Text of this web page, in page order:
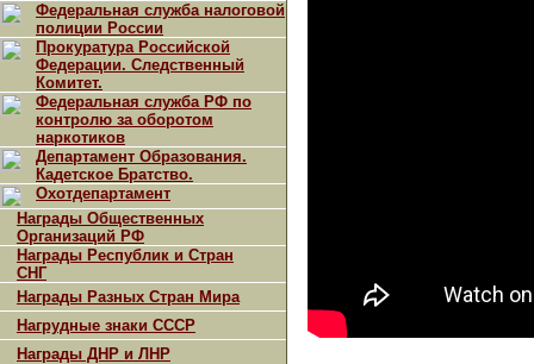
Федеральная служба налоговой
полиции России
Прокуратура Российской
Федерации. Следственный
Комитет.
Федеральная служба РФ по
контролю за оборотом
наркотиков
Департамент Образования.
Кадетское Братство.
Охотдепартамент
Награды Общественных
Организаций РФ
Награды Республик и Стран
СНГ
Награды Разных Стран Мира
Нагрудные знаки СССР
Награды ДНР и ЛНР